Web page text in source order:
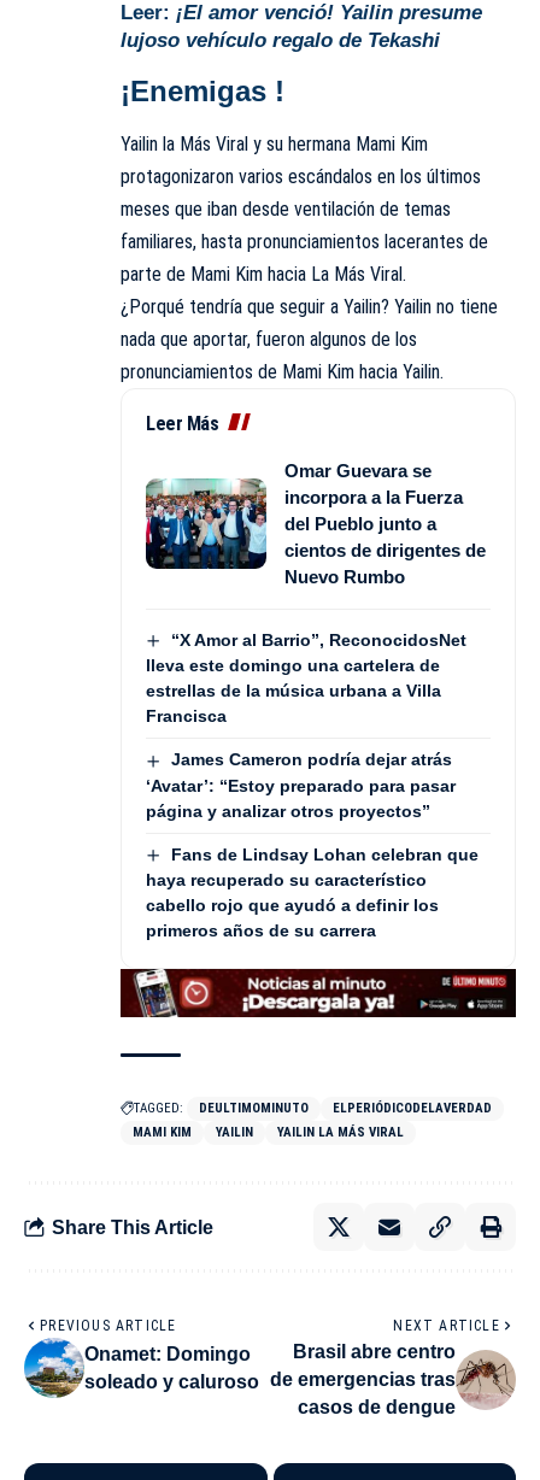
Leer: ¡El amor venció! Yailin presume
lujoso vehículo regalo de Tekashi
¡Enemigas !
Yailin la Más Viral y su hermana Mami Kim
protagonizaron varios escándalos en los últimos
meses que iban desde ventilación de temas
familiares, hasta pronunciamientos lacerantes de
parte de Mami Kim hacia La Más Viral.
¿Porqué tendría que seguir a Yailin? Yailin no tiene
nada que aportar, fueron algunos de los
pronunciamientos de Mami Kim hacia Yailin.
Leer Más
Omar Guevara se
incorpora a la Fuerza
del Pueblo junto a
cientos de dirigentes de
Nuevo Rumbo
“X Amor al Barrio”, ReconocidosNet
lleva este domingo una cartelera de
estrellas de la música urbana a Villa
Francisca
James Cameron podría dejar atrás
‘Avatar’: “Estoy preparado para pasar
página y analizar otros proyectos”
Fans de Lindsay Lohan celebran que
haya recuperado su característico
cabello rojo que ayudó a definir los
primeros años de su carrera
TAGGED: DEULTIMOMINUTO
ELPERIÓDICODELAVERDAD
MAMI KIM
YAILIN YAILIN LA MÁS VIRAL
Share This Article
PREVIOUS ARTICLE
Onamet: Domingo
soleado y caluroso
NEXT ARTICLE
Brasil abre centro
de emergencias tras
casos de dengue